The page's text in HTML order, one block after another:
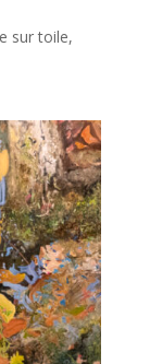
sur toile,